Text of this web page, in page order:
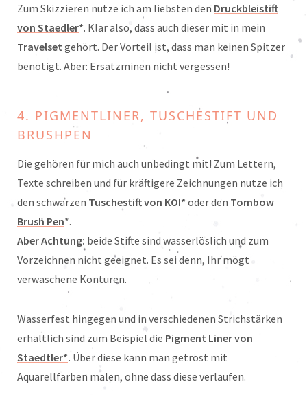
Zum Skizzieren nutze ich am liebsten den Druckbleistift
von Staedler*. Klar also, dass auch dieser mit in mein
Travelset gehört. Der Vorteil ist, dass man keinen Spitzer
benötigt. Aber: Ersatzminen nicht vergessen!
4. PIGMENTLINER, TUSCHESTIFT UND
BRUSHPEN
Die gehören für mich auch unbedingt mit! Zum Lettern,
Texte schreiben und für kräftigere Zeichnungen nutze ich
den schwarzen Tuschestift von KOI* oder den Tombow
Brush Pen*.
Aber Achtung: beide Stifte sind wasserlöslich und zum
Vorzeichnen nicht geeignet. Es sei denn, Ihr mögt
verwaschene Konturen.
Wasserfest hingegen und in verschiedenen Strichstärken
erhältlich sind zum Beispiel die Pigment Liner von
Staedtler*. Über diese kann man getrost mit
Aquarellfarben malen, ohne dass diese verlaufen.